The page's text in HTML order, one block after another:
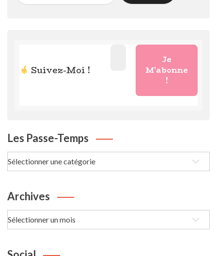
Suivez-Moi !
Les Passe-Temps
Archives